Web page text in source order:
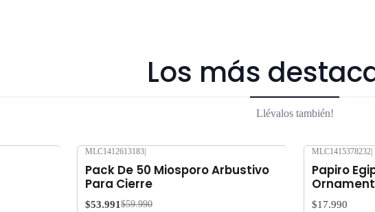
Los más
Llévalos también!
MLC1412613183
Pack De 50 Miosporo Arbustivo
Para Cierre
$53.991 $59.990
MLC1415378232
Papiro
$17.990